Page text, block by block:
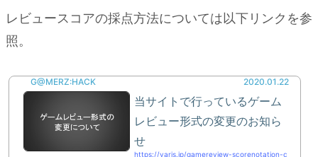
の？
他の
レビュースコアの採点方法については以下リンクを参
照。
G@MERZ:HACK 2020.01.22
当サイトで行っているゲーム
レビュー形式の変更のお知ら
せ
https://varis.jp/gamereview-scorenotation-c